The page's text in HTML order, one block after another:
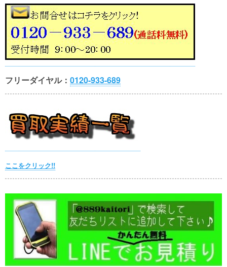
フリーダイヤル： 0120-933-689
ここをクリック!!